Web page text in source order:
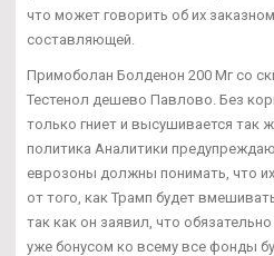
что может говорить об их
составляющей.
Примоболан Болденон 200 Мг со
Тестенол дешево Павлово. Без
только гниет и высушивается так
политика Аналитики
еврозоны должны понимать, что
от того, как Трамп будет
так как он заявил, что
уже бонусом ко всему все фонды